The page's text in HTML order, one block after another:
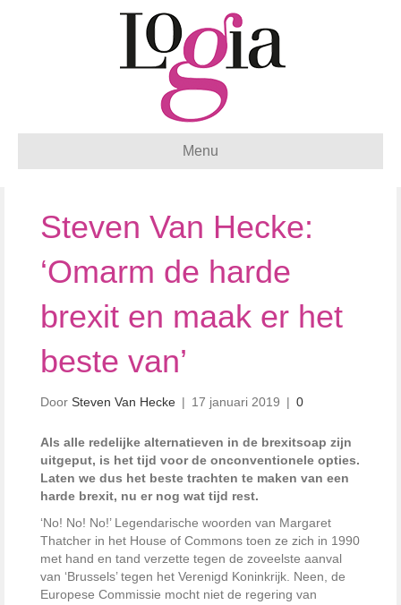
Menu
Steven Van Hecke:
‘Omarm de harde
brexit en maak er het
beste van’
Door Steven Van Hecke | 17 januari 2019 | 0
Als alle redelijke alternatieven in de brexitsoap zijn
uitgeput, is het tijd voor de onconventionele opties.
Laten we dus het beste trachten te maken van een
harde brexit, nu er nog wat tijd rest.
‘No! No! No!’ Legendarische woorden van Margaret
Thatcher in het House of Commons toen ze zich in 1990
met hand en tand verzette tegen de zoveelste aanval
van ‘Brussels’ tegen het Verenigd Koninkrijk. Neen, de
Europese Commissie mocht niet de regering van